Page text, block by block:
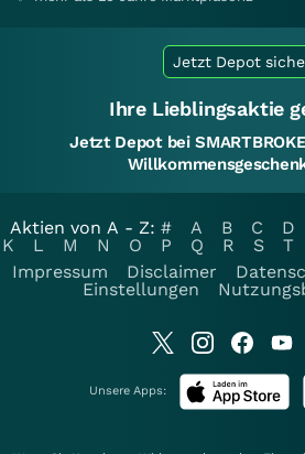
Jetzt Depot
Ihre Lieblingsaktie
Jetzt Depot bei
Aktien von A - Z: # A B C D
K
L M N O P Q R S T
Impressum
Disclaimer
Einstellungen
Unsere Apps: